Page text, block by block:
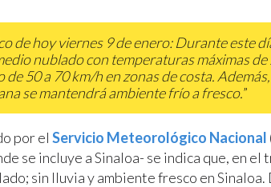
de hoy viernes 9 de enero: Durante este
nublado con temperaturas máximas de
de 50 a 70 km/h en zonas de costa.
se mantendrá ambiente frío a fresco.”
por el Servicio Meteorológico Nacional
se incluye a Sinaloa- se indica que, en el
sin lluvia y ambiente fresco en Sinaloa.